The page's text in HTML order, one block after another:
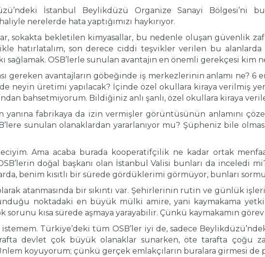
İstanbul Beylikdüzü Organize Sanayi Bölgesi’ni
nerelerde hata yaptığımızı haykırıyor.
sokakta bekletilen kimyasallar, bu nedenle oluşan güvenlik
hatırlatalım, son derece ciddi teşvikler verilen bu
OSB’lerle sunulan avantajın en önemli gerekçesi kim
gereken avantajların göbeğinde iş merkezlerinin anlamı ne? 6
neyin üretimi yapılacak? İçinde özel okullara kiraya verilmiş
bahsetmiyorum. Bildiğiniz anlı şanlı, özel okullara kiraya
yanına fabrikaya da izin vermişler görüntüsünün anlamını
sunulan olanaklardan yararlanıyor mu? Şüpheniz bile
Ama acaba burada kooperatifçilik ne kadar ortak
doğal başkanı olan İstanbul Valisi bunları da inceledi
benim kısıtlı bir sürede gördüklerimi görmüyor, bunları
atanmasında bir sıkıntı var. Şehirlerinin rutin ve günlük
noktadaki en büyük mülki amire, yani kaymakama
kısa sürede aşmaya yarayabilir. Çünkü kaymakamın görev
Türkiye’deki tüm OSB’ler iyi de, sadece
devlet çok büyük olanaklar sunarken, öte tarafta çoğu
koyuyorum; çünkü gerçek emlakçıların buralara girmesi